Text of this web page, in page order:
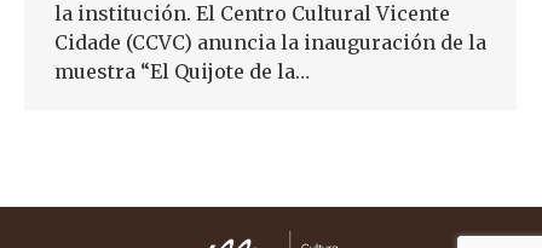
la institución. El Centro Cultural Vicente
Cidade (CCVC) anuncia la inauguración de la
muestra “El Quijote de la…